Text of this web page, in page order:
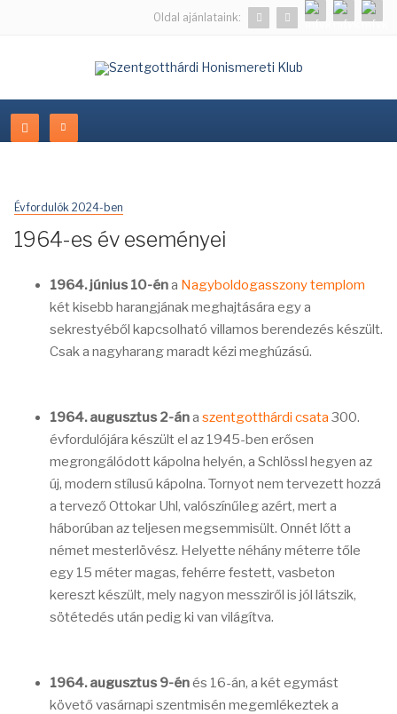
Oldal ajánlataink:
Évfordulók 2024-ben
1964-es év eseményei
1964. június 10-éna Nagyboldogasszony templom
két kisebb harangjának meghajtására egy a
sekrestyéből kapcsolható villamos berendezés készült.
Csak a nagyharang maradt kézi meghúzású.
1964. augusztus 2-ána szentgotthárdi csata 300.
évfordulójára készült el az 1945-ben erősen
megrongálódott kápolna helyén, a Schlössl hegyen az
új, modern stílusú kápolna. Tornyot nem tervezett hozzá
a tervező Ottokar Uhl, valószínűleg azért, mert a
háborúban az teljesen megsemmisült. Onnét lőtt a
német mesterlövész. Helyette néhány méterre tőle
egy 15 méter magas, fehérre festett, vasbeton
kereszt készült, mely nagyon messziről is jól látszik,
sötétedés után pedig ki van világítva.
1964. augusztus 9-énés 16-án, a két egymást
követő vasárnapi szentmisén megemlékeztek a